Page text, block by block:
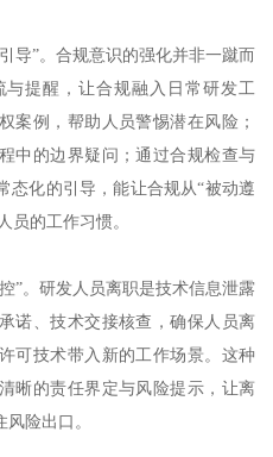
导”。合规意识的强化并非一蹴而
提醒，让合规融入日常研发工
案例，帮助人员警惕潜在风险；
中的边界疑问；通过合规检查与
态化的引导，能让合规从“被动遵
员的工作习惯。
”。研发人员离职是技术信息泄露
诺、技术交接核查，确保人员离
可技术带入新的工作场景。这种
晰的责任界定与风险提示，让离
险出口。